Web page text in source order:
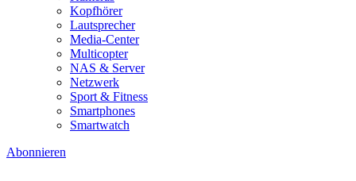
Kopfhörer
Lautsprecher
Media-Center
Multicopter
NAS & Server
Netzwerk
Sport & Fitness
Smartphones
Smartwatch
Abonnieren